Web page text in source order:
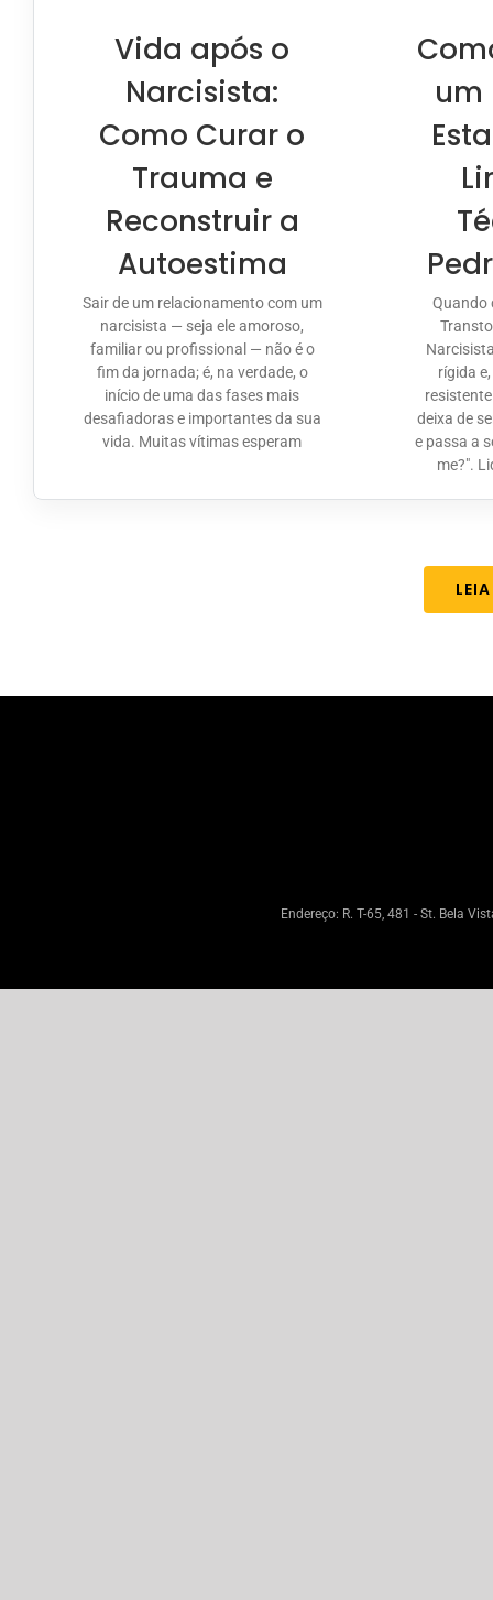
Vida após o
Narcisista:
Como Curar o
Trauma e
Reconstruir a
Autoestima
Sair de um relacionamento com um
narcisista — seja ele amoroso,
familiar ou profissional — não é o
fim da jornada; é, na verdade, o
início de uma das fases mais
desafiadoras e importantes da sua
vida. Muitas vítimas esperam
um
Quando
rígida
deixa de
e passa a
me?".
Endereço: R. T-65, 481 - St. Bela